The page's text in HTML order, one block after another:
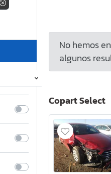
No hemos
algunos
Copart Select